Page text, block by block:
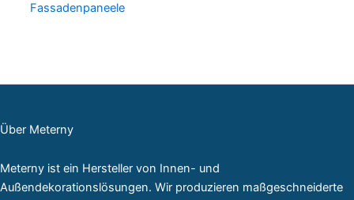
Fassadenpaneele
Über Meterny
Meterny ist ein Hersteller von Innen- und
Außendekorationslösungen. Wir produzieren maßgeschneiderte